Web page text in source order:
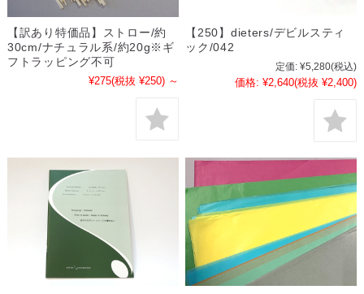
【訳あり特価品】ストロー/約
30cm/ナチュラル系/約20g※ギ
フトラッピング不可
¥275(税抜 ¥250) ～
【250】dieters/デビルスティ
ック/042
定価: ¥5,280(税込)
価格: ¥2,640(税抜 ¥2,400)